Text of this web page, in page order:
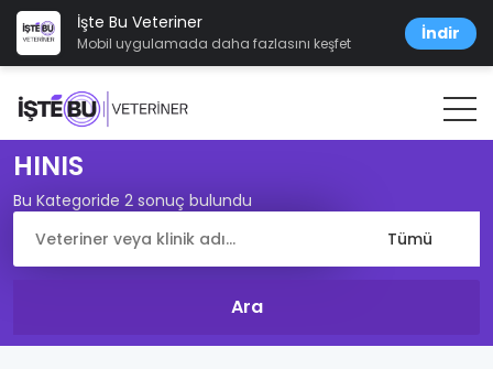
İşte Bu Veteriner
Mobil uygulamada daha fazlasını keşfet İndir
HINIS
Bu Kategoride 2 sonuç bulundu